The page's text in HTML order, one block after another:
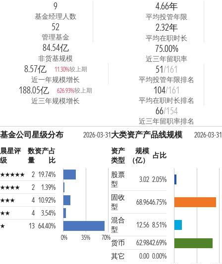
9
基金经理人数
52
管理基金
84.54亿
非货基规模
8.57亿 11.30%较上期
近一年规模增长
188.05亿 626.93%较上期
近三年规模增长
4.66年
平均投管年限
2.32年
平均在职时长
75.00%
近三年留职率
51/161
平均投管年限排名
104/161
平均在职时长排名
66/154
近三年留职率排名
基金公司星级分布
2026-03-31
晨星评
级
数
量
资产占
比
2 19.74%
2
1.39%
4 10.92%
4
3.54%
13 64.40%
0% 35% 70%
大类资产产品线规模
2026-03-31
资产
类型
规模
（亿）
占比
股票
型
3.02 2.05%
固收
型
68.9646.75%
混合
型
12.56 8.51%
货币
62.9842.69%
其它
0.00 0.00%